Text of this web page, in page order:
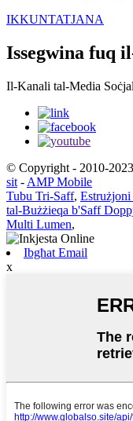
IKKUNTATJANA
Issegwina fuq
Il-Kanali tal-Media
© Copyright - 2010-
sit - AMP Mobile
Tubu Tri-Saff, Estrużjoni
tal-Bużżieqa b'Saff
Multi Lumen,
Ibgħat Email
x